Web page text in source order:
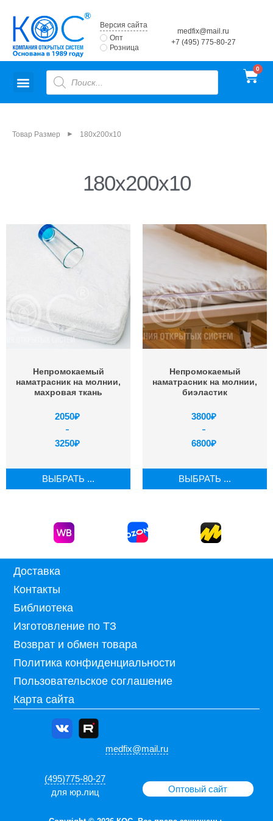
Версия сайта
Опт
Розница
medfix@mail.ru
+7 (495) 775-80-27
Товар Размер ► 180x200x10
180x200x10
Непромокаемый
наматрасник на молнии,
махровая ткань
2050₽
–
3250₽
ВЫБРАТЬ ...
Непромокаемый
наматрасник на молнии,
биэластик
3800₽
–
6800₽
ВЫБРАТЬ ...
Доставка
Контакты
Библиотека
Изготовление по ТЗ
Возврат и обмен товара
Политика конфиденциальности
Пользовательское соглашение
Карта сайта
medfix@mail.ru
(495)775-80-27
для юр.лиц
Оптовый сайт